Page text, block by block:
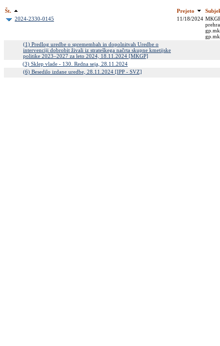
Št. Prejeto
2024-2330-0145
11/18/2024
(1) Predlog uredbe o spremembah in dopolnitvah Uredbe o
intervenciji dobrobit živali iz strateškega načrta skupne kmetijske
politike 2023–2027 za leto 2024, 18.11.2024 [MKGP]
(3) Sklep vlade - 130. Redna seja, 28.11.2024
(6) Besedilo izdane uredbe, 28.11.2024 [IPP - SVZ]